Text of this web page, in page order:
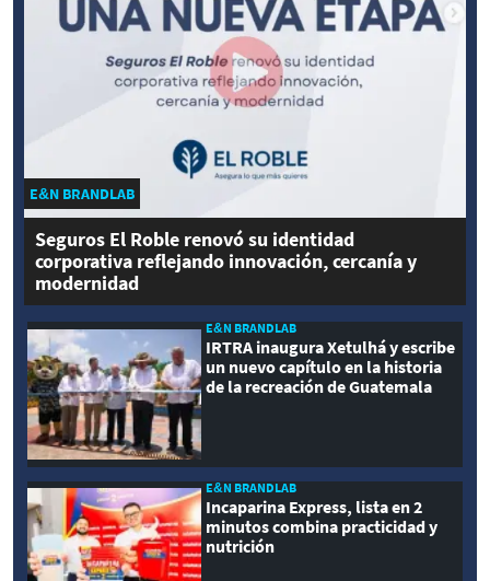
E&N BRANDLAB
Seguros El Roble renovó su identidad
corporativa reflejando innovación, cercanía y
modernidad
E&N BRANDLAB
IRTRA inaugura Xetulhá y escribe
un nuevo capítulo en la historia
de la recreación de Guatemala
E&N BRANDLAB
Incaparina Express, lista en 2
minutos combina practicidad y
nutrición